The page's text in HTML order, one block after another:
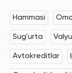
Hammasi
Sug'urta
Avtokreditlar